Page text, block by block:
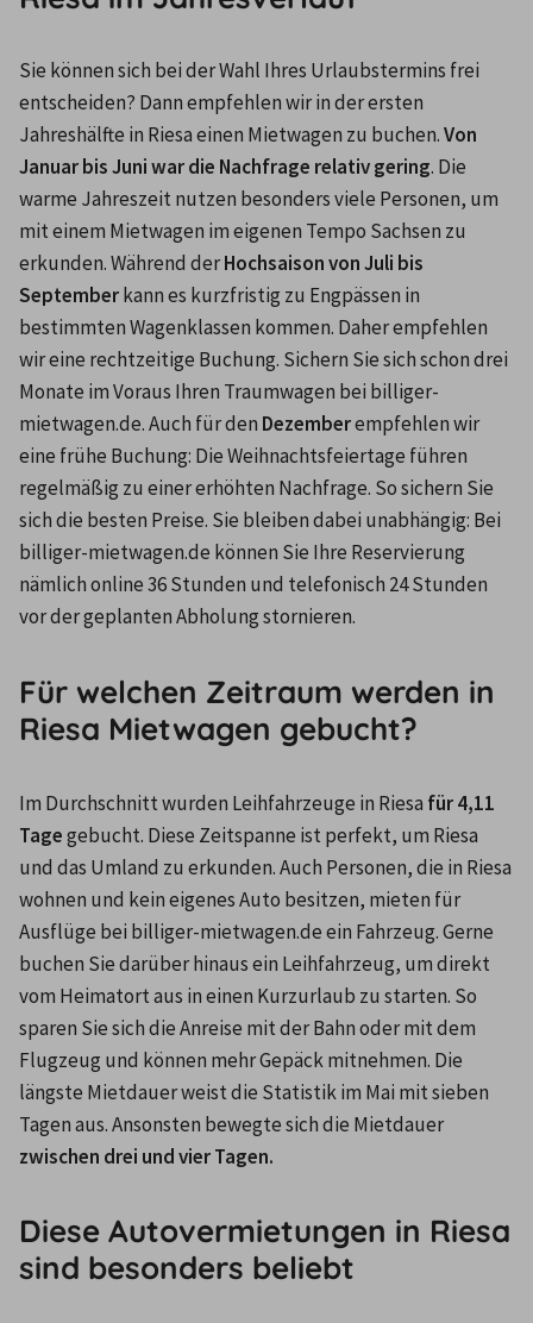
Sie können sich bei der Wahl Ihres Urlaubstermins frei
entscheiden? Dann empfehlen wir in der ersten
Jahreshälfte in Riesa einen Mietwagen zu buchen. Von
Januar bis Juni war die Nachfrage relativ gering. Die
warme Jahreszeit nutzen besonders viele Personen, um
mit einem Mietwagen im eigenen Tempo Sachsen zu
erkunden. Während der Hochsaison von Juli bis
September kann es kurzfristig zu Engpässen in
bestimmten Wagenklassen kommen. Daher empfehlen
wir eine rechtzeitige Buchung. Sichern Sie sich schon drei
Monate im Voraus Ihren Traumwagen bei billiger-
mietwagen.de. Auch für den Dezember empfehlen wir
eine frühe Buchung: Die Weihnachtsfeiertage führen
regelmäßig zu einer erhöhten Nachfrage. So sichern Sie
sich die besten Preise. Sie bleiben dabei unabhängig: Bei
billiger-mietwagen.de können Sie Ihre Reservierung
nämlich online 36 Stunden und telefonisch 24 Stunden
vor der geplanten Abholung stornieren.
Für welchen Zeitraum werden in
Riesa Mietwagen gebucht?
Im Durchschnitt wurden Leihfahrzeuge in Riesa für 4,11
Tage gebucht. Diese Zeitspanne ist perfekt, um Riesa
und das Umland zu erkunden. Auch Personen, die in Riesa
wohnen und kein eigenes Auto besitzen, mieten für
Ausflüge bei billiger-mietwagen.de ein Fahrzeug. Gerne
buchen Sie darüber hinaus ein Leihfahrzeug, um direkt
vom Heimatort aus in einen Kurzurlaub zu starten. So
sparen Sie sich die Anreise mit der Bahn oder mit dem
Flugzeug und können mehr Gepäck mitnehmen. Die
längste Mietdauer weist die Statistik im Mai mit sieben
Tagen aus. Ansonsten bewegte sich die Mietdauer
zwischen drei und vier Tagen.
Diese Autovermietungen in Riesa
sind besonders beliebt